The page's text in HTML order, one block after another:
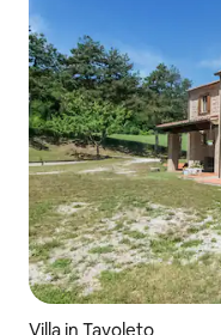
Villa in Tavoleto